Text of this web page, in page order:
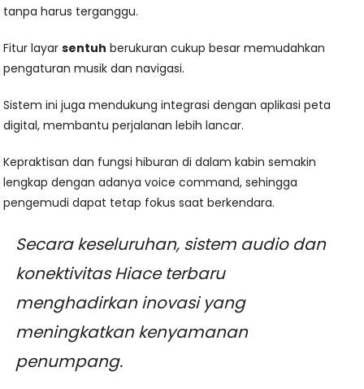
tanpa harus terganggu.
Fitur layarsentuh berukuran cukup besar memudahkan
pengaturan musik dan navigasi.
Sistem ini juga mendukung integrasi dengan aplikasi peta
digital, membantu perjalanan lebih lancar.
Kepraktisan dan fungsi hiburan di dalam kabin semakin
lengkap dengan adanya voice command, sehingga
pengemudi dapat tetap fokus saat berkendara.
Secara keseluruhan, sistem audio dan
konektivitas Hiace terbaru
menghadirkan inovasi yang
meningkatkan kenyamanan
penumpang.